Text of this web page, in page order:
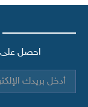
احصل على